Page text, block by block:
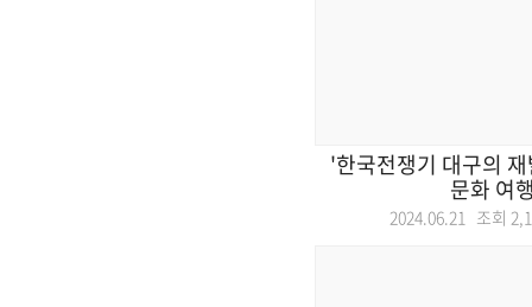
'한국전쟁기 대구의
문화 여
2024.06.21 조회